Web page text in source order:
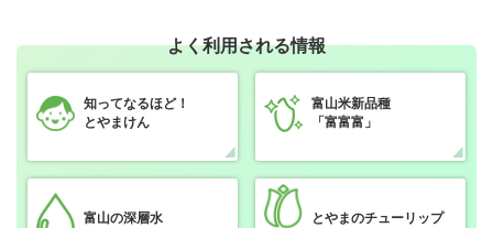
よく利用される情報
知ってなるほど！
とやまけん
富山米新品種
「富富富」
富山の深層水 とやまのチューリップ